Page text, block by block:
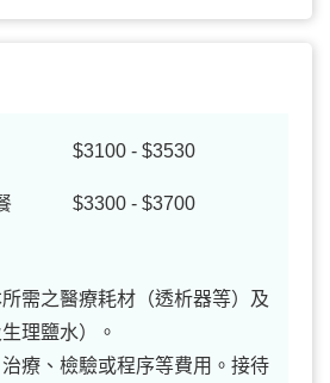
$3100 - $3530
$3300 - $3700
需之醫療耗材（透析器等）及
理鹽水）。
療、檢驗或程序等費用。接待